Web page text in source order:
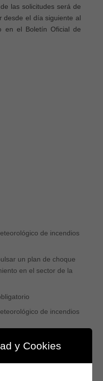
las solicitudes será de
desde el día siguiente al
en el Boletín Oficial de
de incendios
un plan de choque
en el sector de la
de incendios
y Cookies